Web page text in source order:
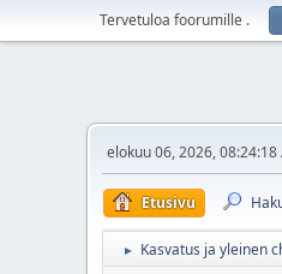
Tervetuloa foorumille .
elokuu 06, 2026, 08:24:18
Etusivu
► Kasvatus ja yleinen